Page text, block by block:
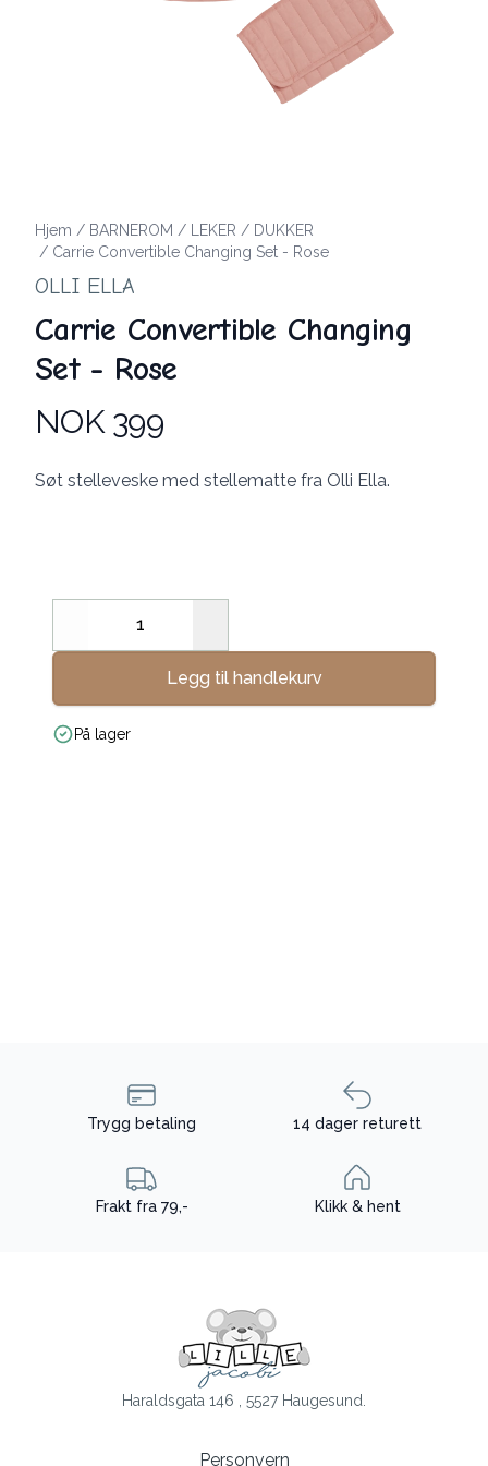
Hjem / BARNEROM / LEKER / DUKKER
/ Carrie Convertible Changing Set - Rose
OLLI ELLA
Carrie Convertible Changing
Set - Rose
Produktdetaljer
NOK 399
Description
Søt stelleveske med stellematte fra Olli Ella.
Decrease
Legg til handlekurv
På lager
Trygg betaling 14 dager returett
Frakt fra 79,- Klikk & hent
Haraldsgata 146 , 5527 Haugesund.
Personvern